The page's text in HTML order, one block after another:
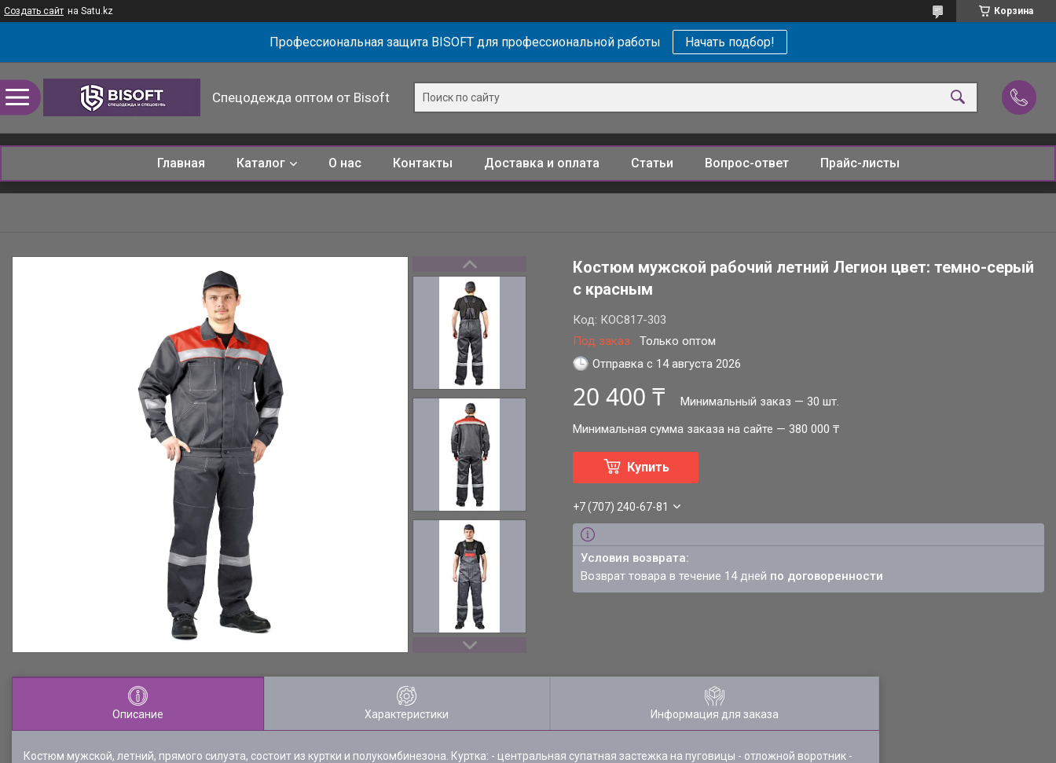
Создать сайт на Satu.kz Корзина
Профессиональная защита BISOFT для профессиональной работы Начать подбор!
Спецодежда оптом от Bisoft
Главная Каталог О нас Контакты Доставка и оплата Статьи Вопрос-ответ Прайс-листы
Костюм мужской рабочий летний Легион цвет: темно-серый
с красным
Под заказ Только оптом
Код: КОС817-303
Отправка с 14 августа 2026
20 400 ₸
Минимальный заказ — 30 шт.
Минимальная сумма заказа на сайте — 380 000 ₸
Купить
+7 (707) 240-67-81
возврат товара в течение 14 дней по договоренности
Описание Характеристики Информация для заказа
Костюм мужской, летний, прямого силуэта, состоит из куртки и полукомбинезона. Куртка: - центральная супатная застежка на пуговицы - отложной воротник -